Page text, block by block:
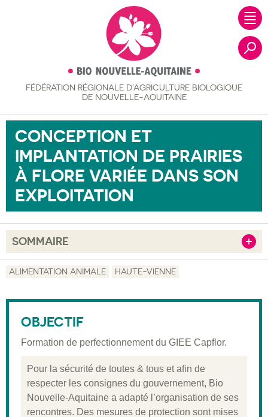
FÉDÉRATION RÉGIONALE D’AGRICULTURE BIOLOGIQUE
DE NOUVELLE-AQUITAINE
CONCEPTION ET
IMPLANTATION DE PRAIRIES
À FLORE VARIÉE DANS SON
EXPLOITATION
SOMMAIRE
Moyens pédagogiques
Informations pratiques
ALIMENTATION ANIMALE HAUTE-VIENNE
OBJECTIF
Formation de perfectionnement du GIEE Capflor.
Pour la sécurité de toutes & tous et afin de
respecter les consignes du gouvernement, Bio
Nouvelle-Aquitaine a adapté l’organisation de ses
rencontres. Des mesures de protection sont mises